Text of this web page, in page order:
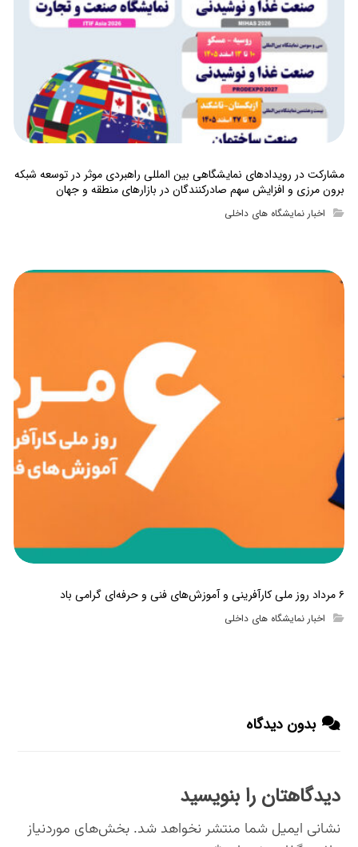
مشارکت در رویدادهای نمایشگاهی بین المللی راهبردی موثر در توسعه شبکه
برون مرزی و افزایش سهم صادرکنندگان در بازارهای منطقه و جهان
اخبار نمایشگاه های داخلی
۶ مرداد روز ملی کارآفرینی و آموزش‌های فنی و حرفه‌ای گرامی باد
اخبار نمایشگاه های داخلی
بدون دیدگاه
دیدگاهتان را بنویسید
نشانی ایمیل شما منتشر نخواهد شد. بخش‌های موردنیاز